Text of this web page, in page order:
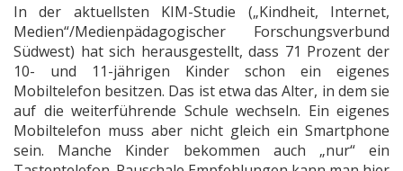
In der aktuellsten KIM-Studie („Kindheit, Internet,
Medien“/Medienpädagogischer Forschungsverbund
Südwest) hat sich herausgestellt, dass 71 Prozent der
10- und 11-jährigen Kinder schon ein eigenes
Mobiltelefon besitzen. Das ist etwa das Alter, in dem sie
auf die weiterführende Schule wechseln. Ein eigenes
Mobiltelefon muss aber nicht gleich ein Smartphone
sein. Manche Kinder bekommen auch „nur“ ein